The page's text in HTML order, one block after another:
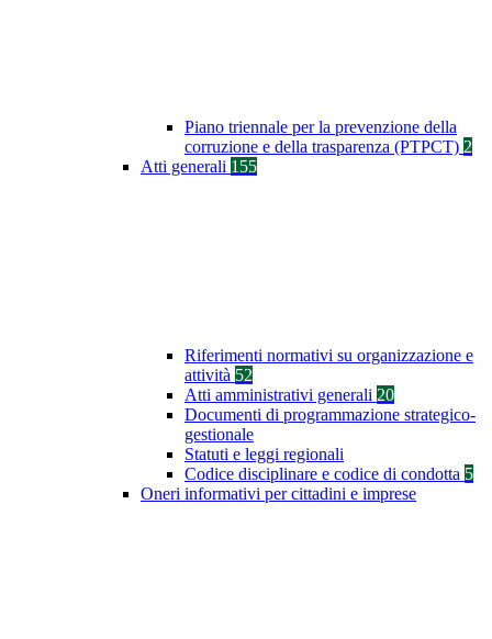
Piano triennale per la prevenzione della
corruzione e della trasparenza (PTPCT) 2
Atti generali 155
Riferimenti normativi su organizzazione e
attività 52
Atti amministrativi generali 20
Documenti di programmazione strategico-
gestionale
Statuti e leggi regionali
Codice disciplinare e codice di condotta 5
Oneri informativi per cittadini e imprese